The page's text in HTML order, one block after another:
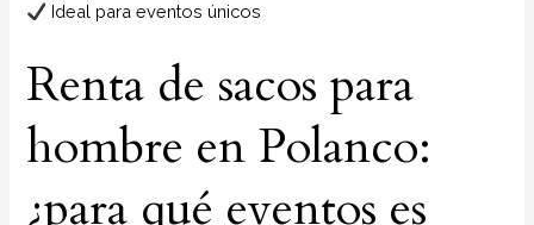
Ideal para eventos únicos
Renta de sacos para
hombre en Polanco:
¿para qué eventos es